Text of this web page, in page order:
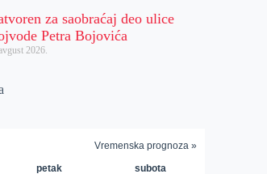
za saobraćaj deo ulice
Petra Bojovića
2026.